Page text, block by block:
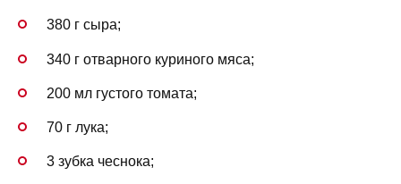
380 г сыра;
340 г отварного куриного мяса;
200 мл густого томата;
70 г лука;
3 зубка чеснока;